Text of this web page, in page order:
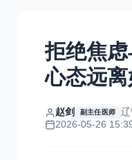
拒绝焦
心态远
赵剑 副主任医师
2026-05-26